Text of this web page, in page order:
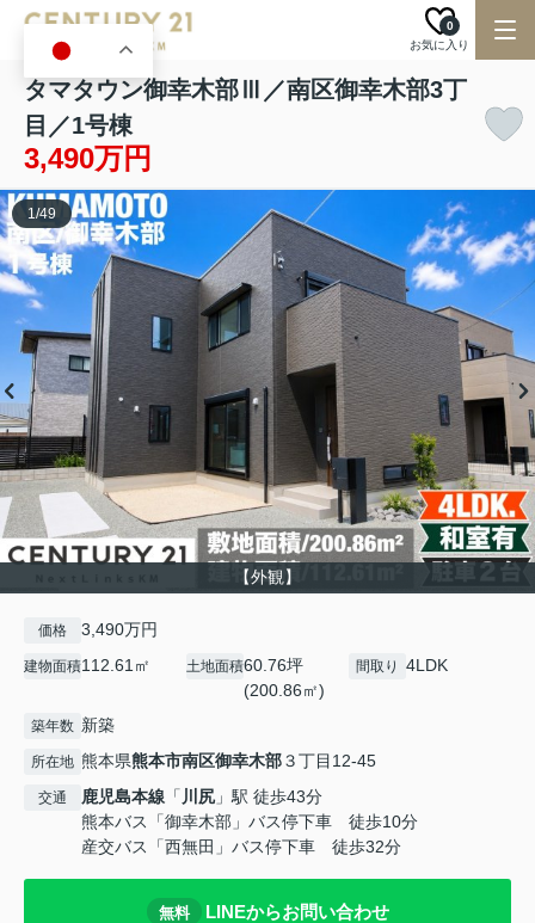
お気に入り
0
タマタウン御幸木部Ⅲ／南区御幸木部3丁
目／1号棟
3,490万円
【外観】
1/49
価格 3,490万円
建物面積112.61㎡ 土地面積60.76坪
(200.86㎡)
間取り 4LDK
築年数 新築
所在地 熊本県熊本市南区御幸木部３丁目12-45
交通 鹿児島本線 「 川尻 」駅 徒歩43分
熊本バス「御幸木部」バス停下車 徒歩10分
産交バス「西無田」バス停下車 徒歩32分
無料 LINEからお問い合わせ